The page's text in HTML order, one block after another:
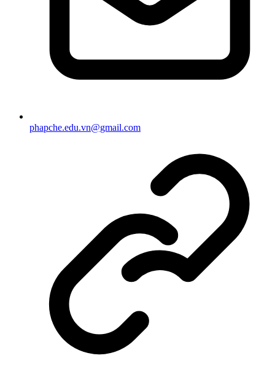
phapche.edu.vn@gmail.com